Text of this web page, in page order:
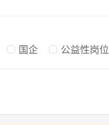
国企 公益性岗位